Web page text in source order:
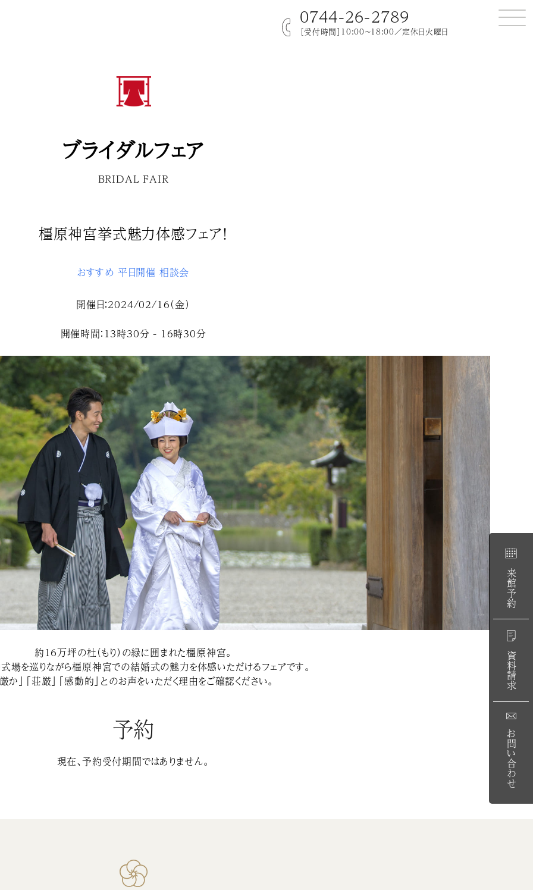
0744-26-2789
［受付時間］10:00～18:00／定休日火曜日
来館予約
資料請求
お問い合わせ
ブライダルフェア
BRIDAL FAIR
橿原神宮挙式魅力体感フェア！
おすすめ 平日開催 相談会
開催日：2024/02/16（金）
開催時間：13時30分 - 16時30分
約１６万坪の杜（もり）の緑に囲まれた橿原神宮。
場を巡りながら橿原神宮での結婚式の魅力を体感いただけるフェアです。
か」「荘厳」「感動的」とのお声をいただく理由をご確認ください。
予約
現在、予約受付期間ではありません。